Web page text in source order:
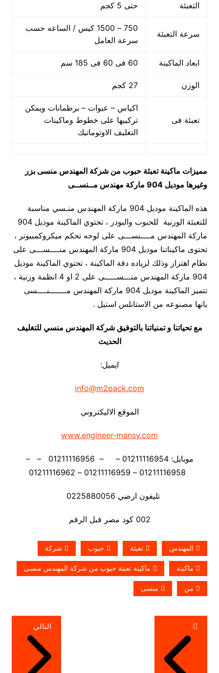
التعبئة
حتى 5 كجم
سرعة التعبئة
750 – 1500 كيس / الساعه حسب
سرعة العامل
ابعاد الماكينة 60 فى 60 فى 185 سم
الوزن 27 كجم
تعبئة فى
اكياس – عبوات – برطمانات ويمكن
تركيبها على خطوط وماكينات
التغليف الاوتوماتيك
مميزات ماكينة تعبئة حبوب من شركة المهندس منسى بزر
وغيرها موديل 904 ماركة مهندس مــنســى
هذه الماكينة موديل 904 ماركة المهندس منـسي مناسبة
للتعبئة الوزنية للحبوب والبودر ، تحتوي الماكينة موديل 904
ماركة المهندس مــــنســـى على لوحه تحكم ميكروكمبيوتر ،
تحتوى ماكيناتنا موديل 904 ماركة المهندس منــــســـى على
نظام اهتزاز وذلك لزياده دقة الماكينة ، تحتوي الماكينة موديل
904 ماركة المهندس منـــســـــى على 2 او 4 انظمة وزنية ،
تتميز الماكينة موديل 904 ماركة المهندس مـــــــنــــسى
بانها مصنوعه من الاستانلس استيل .
مع تحياتنا و تمنياتنا بالتوفيق شركة المهندس منسي للتغليف
الحديث
ايميل:
info@m2pack.com
الموقع الاليكتروني
www.engineer-mansy.com
موبايل: 01211116954 – – 01211116956 – –
تليفون ارضي 0225880056
002 كود مصر قبل الرقم
المهندس تعبئة حبوب شركة
ماكينة ماكينة تعبئة حبوب من شركة المهندس منسى
من منسى
تصفّح
المقالات
التالي